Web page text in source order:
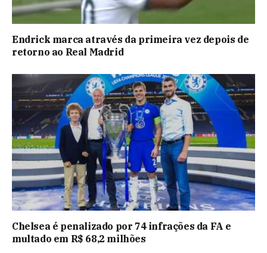
Endrick marca através da primeira vez depois de
retorno ao Real Madrid
Chelsea é penalizado por 74 infrações da FA e
multado em R$ 68,2 milhões